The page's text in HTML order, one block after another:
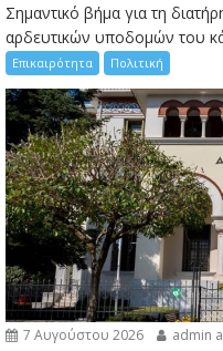
Σημαντικό βήμα για τη
αρδευτικών υποδομών του
Επικαιρότητα Πολιτική
7 Αυγούστου 2026 admin